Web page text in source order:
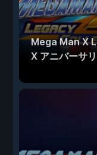
Mega Man X
X アニバーサ